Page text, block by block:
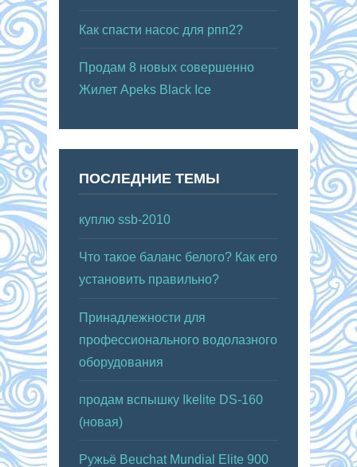
Как спасти насос для рпп2?
Продам 8 новых совершенно
Жилет Apeks Black Ice
ПОСЛЕДНИЕ ТЕМЫ
куплю ssb-2010
Что такое баланс белого? Как его
установить правильно?
Принадлежности для
профессионального водолазного
оборудования
продам вспышку Ikelite DS-160
(новая)
Ружьё Beuchat Mundial Elite 900